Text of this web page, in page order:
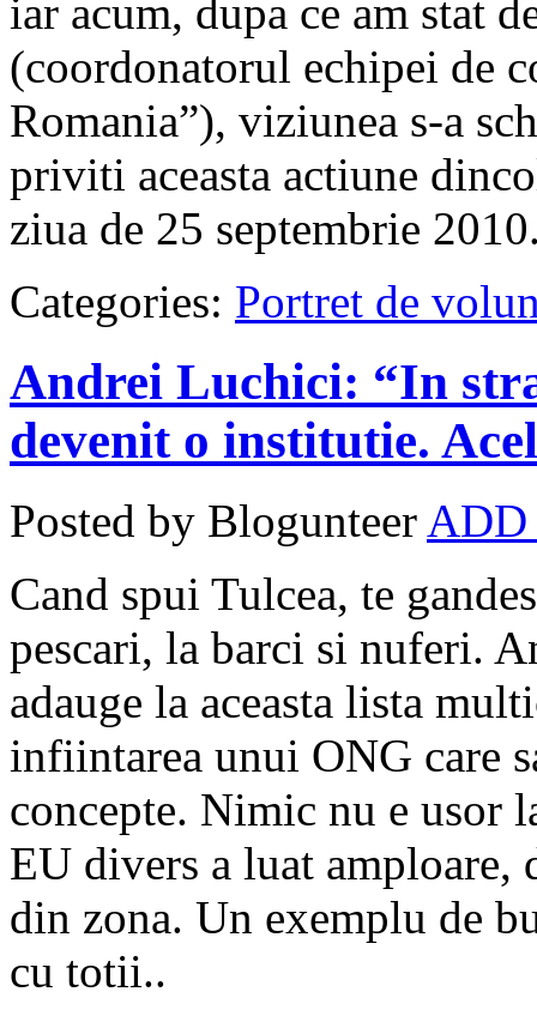
iar acum, dupa ce am stat
(coordonatorul echipei de
Romania”), viziunea s-a
priviti aceasta actiune
ziua de 25 septembrie
Categories: Portret de
Andrei Luchici: “In
devenit o institutie.
Posted by Blogunteer
Cand spui Tulcea, te
pescari, la barci si nuferi.
adauge la aceasta lista
infiintarea unui ONG care
concepte. Nimic nu e usor
EU divers a luat
din zona. Un exemplu de
cu totii..